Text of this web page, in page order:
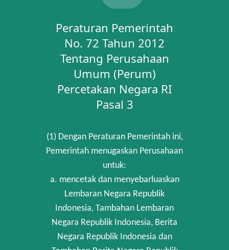
Peraturan Pemerintah
No. 72 Tahun 2012
Tentang Perusahaan
Umum (Perum)
Percetakan Negara RI
Pasal 3
(1) Dengan Peraturan Pemerintah ini,
Pemerintah menugaskan Perusahaan
untuk:
a. mencetak dan menyebarluaskan
Lembaran Negara Republik
Indonesia, Tambahan Lembaran
Negara Republik Indonesia, Berita
Negara Republik Indonesia dan